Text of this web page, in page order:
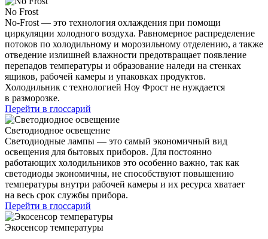
No Frost
No-Frost — это технология охлаждения при помощи
циркуляции холодного воздуха. Равномерное распределение
потоков по холодильному и морозильному отделению, а также
отведение излишней влажности предотвращает появление
перепадов температуры и образование наледи на стенках
ящиков, рабочей камеры и упаковках продуктов.
Холодильник с технологией Ноу Фрост не нуждается
в разморозке.
Перейти в глоссарий
Светодиодное освещение
Светодиодные лампы — это самый экономичный вид
освещения для бытовых приборов. Для постоянно
работающих холодильников это особенно важно, так как
светодиоды экономичны, не способствуют повышению
температуры внутри рабочей камеры и их ресурса хватает
на весь срок службы прибора.
Перейти в глоссарий
Экосенсор температуры